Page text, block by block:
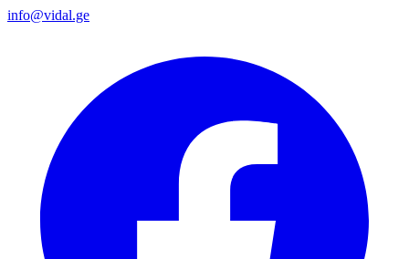
info@vidal.ge